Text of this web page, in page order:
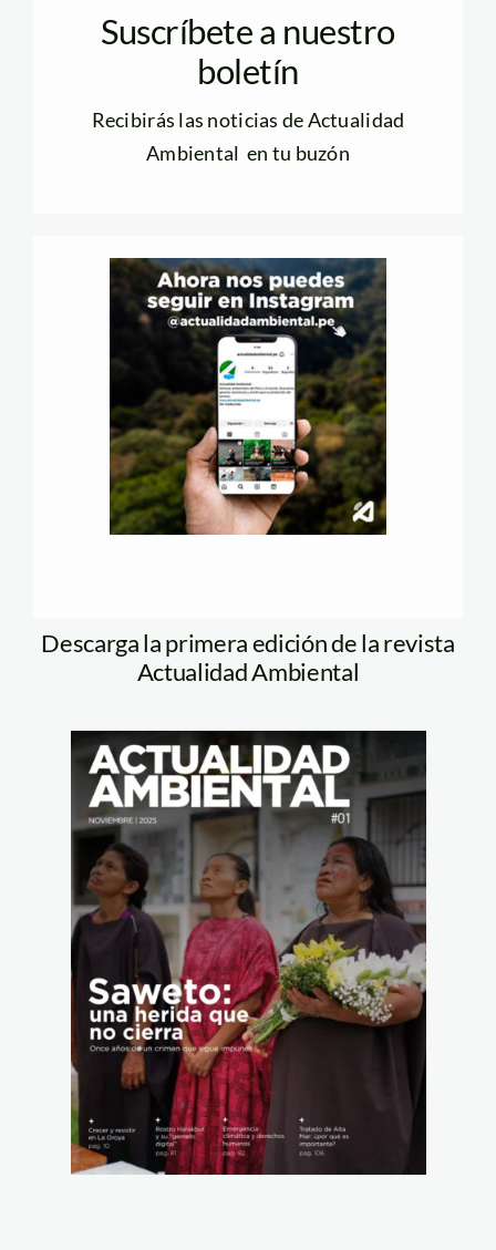
Suscríbete a nuestro
boletín
Recibirás las noticias de Actualidad
Ambiental en tu buzón
Descarga la primera edición de la revista
Actualidad Ambiental